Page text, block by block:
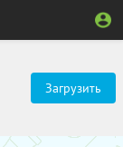
Загрузить